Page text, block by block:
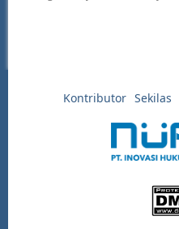
Kontributor Sekilas